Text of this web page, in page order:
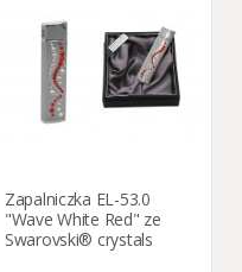
Zapalniczka EL-53.0
"Wave White Red" ze
Swarovski® crystals